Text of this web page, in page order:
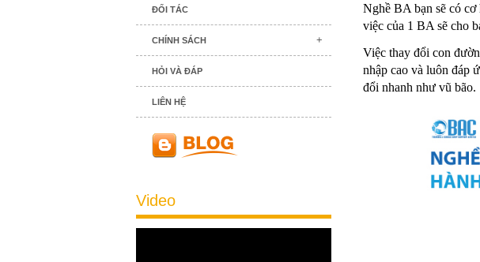
ĐỐI TÁC
CHÍNH SÁCH
HỎI VÀ ĐÁP
LIÊN HỆ
Video
Nghề BA bạn sẽ có
việc của 1 BA sẽ cho
Việc thay đổi con
nhập cao và luôn đáp
đổi nhanh như vũ bão.